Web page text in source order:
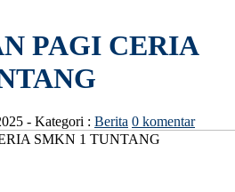
PAGI CERIA
- Kategori : Berita 0 komentar